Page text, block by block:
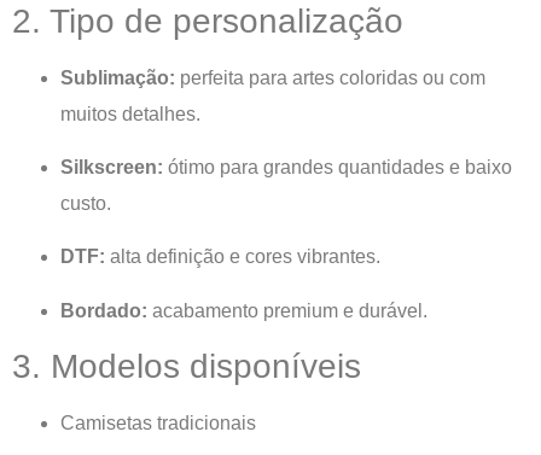
2. Tipo de personalização
Sublimação: perfeita para artes coloridas ou com
muitos detalhes.
Silkscreen: ótimo para grandes quantidades e baixo
custo.
DTF: alta definição e cores vibrantes.
Bordado: acabamento premium e durável.
3. Modelos disponíveis
Camisetas tradicionais